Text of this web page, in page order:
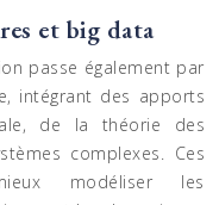
et big data
passe également par
intégrant des apports
de la théorie des
complexes. Ces
modéliser les